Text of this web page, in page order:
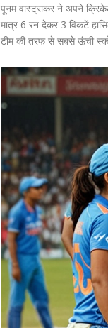
पूनम वास्ट्राकर ने अपने
मात्र 6 रन देकर 3 विकटें
टीम की तरफ से सबसे ऊंची